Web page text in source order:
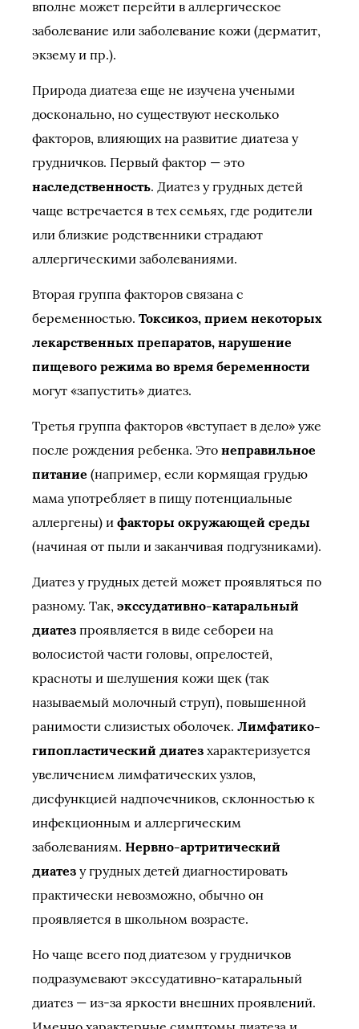
вполне может перейти в аллергическое
заболевание или заболевание кожи (дерматит,
экзему и пр.).
Природа диатеза еще не изучена учеными
досконально, но существуют несколько
факторов, влияющих на развитие диатеза у
грудничков. Первый фактор — это
наследственность. Диатез у грудных детей
чаще встречается в тех семьях, где родители
или близкие родственники страдают
аллергическими заболеваниями.
Вторая группа факторов связана с
беременностью. Токсикоз, прием некоторых
лекарственных препаратов, нарушение
пищевого режима во время беременности
могут «запустить» диатез.
Третья группа факторов «вступает в дело» уже
после рождения ребенка. Это неправильное
питание (например, если кормящая грудью
мама употребляет в пищу потенциальные
аллергены) и факторы окружающей среды
(начиная от пыли и заканчивая подгузниками).
Диатез у грудных детей может проявляться по
разному. Так, экссудативно-катаральный
диатез проявляется в виде себореи на
волосистой части головы, опрелостей,
красноты и шелушения кожи щек (так
называемый молочный струп), повышенной
ранимости слизистых оболочек. Лимфатико-
гипопластический диатез характеризуется
увеличением лимфатических узлов,
дисфункцией надпочечников, склонностью к
инфекционным и аллергическим
заболеваниям. Нервно-артритический
диатез у грудных детей диагностировать
практически невозможно, обычно он
проявляется в школьном возрасте.
Но чаще всего под диатезом у грудничков
подразумевают экссудативно-катаральный
диатез — из-за яркости внешних проявлений.